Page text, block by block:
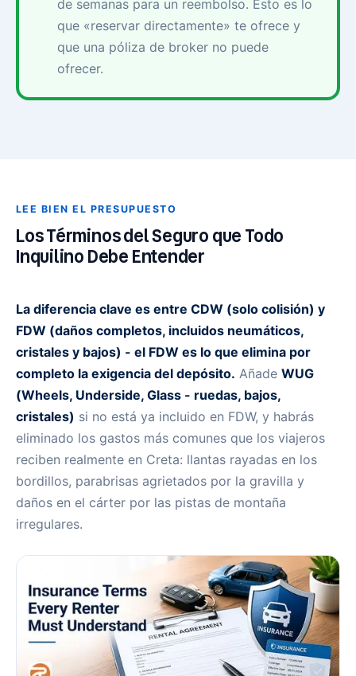
de semanas para un reembolso. Esto es lo
que «reservar directamente» te ofrece y
que una póliza de broker no puede
ofrecer.
LEE BIEN EL PRESUPUESTO
Los Términos del Seguro que Todo
Inquilino Debe Entender
La diferencia clave es entre CDW (solo colisión) y
FDW (daños completos, incluidos neumáticos,
cristales y bajos) - el FDW es lo que elimina por
completo la exigencia del depósito. Añade WUG
(Wheels, Underside, Glass - ruedas, bajos,
cristales) si no está ya incluido en FDW, y habrás
eliminado los gastos más comunes que los viajeros
reciben realmente en Creta: llantas rayadas en los
bordillos, parabrisas agrietados por la gravilla y
daños en el cárter por las pistas de montaña
irregulares.